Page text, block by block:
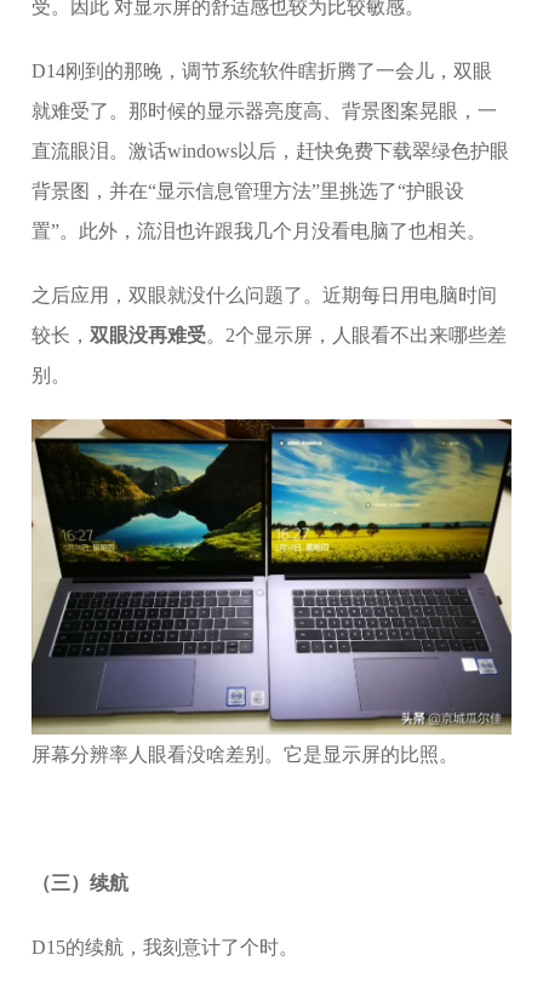
受。因此 对显示屏的舒适感也较为比较敏感。
D14刚到的那晚，调节系统软件瞎折腾了一会儿，双眼
就难受了。那时候的显示器亮度高、背景图案晃眼，一
直流眼泪。激话windows以后，赶快免费下载翠绿色护眼
背景图，并在“显示信息管理方法”里挑选了“护眼设
置”。此外，流泪也许跟我几个月没看电脑了也相关。
之后应用，双眼就没什么问题了。近期每日用电脑时间
较长，双眼没再难受。2个显示屏，人眼看不出来哪些差
别。
屏幕分辨率人眼看没啥差别。它是显示屏的比照。
（三）续航
D15的续航，我刻意计了个时。